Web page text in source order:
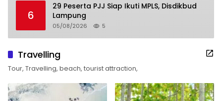
6
29 Peserta PJJ Siap Ikuti MPLS, Disdikbud
Lampung
05/08/2026 5
Travelling
Tour, Travelling, beach, tourist attraction,